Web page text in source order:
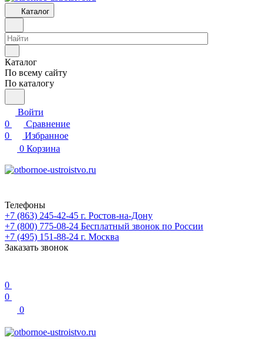
Каталог
Каталог
По всему сайту
По каталогу
Войти
0
Сравнение
0
Избранное
0 Корзина
Телефоны
+7 (863) 245-42-45 г. Ростов-на-Дону
+7 (800) 775-08-24 Бесплатный звонок по России
+7 (495) 151-88-24 г. Москва
Заказать звонок
0
0
0